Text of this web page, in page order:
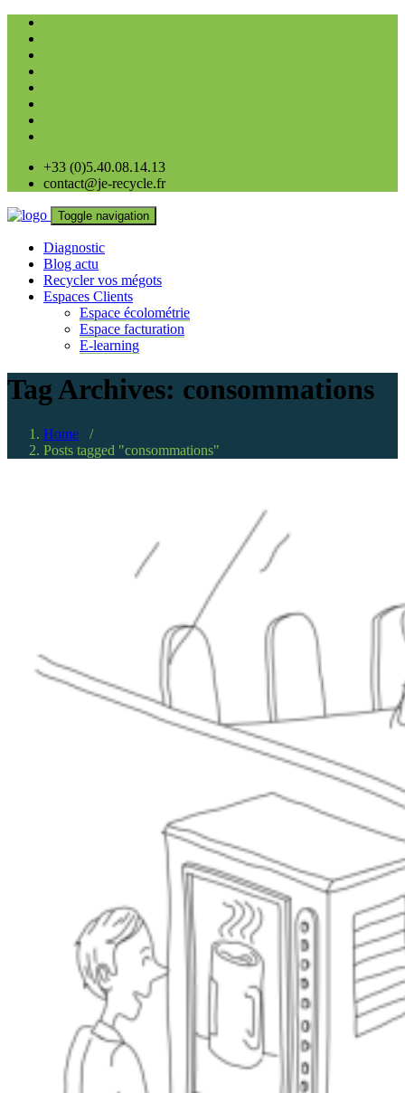
+33 (0)5.40.08.14.13
contact@je-recycle.fr
Toggle navigation
Diagnostic
Blog actu
Recycler vos mégots
Espaces Clients
Espace écolométrie
Espace facturation
E-learning
Tag Archives: consommations
Home /
Posts tagged "consommations"